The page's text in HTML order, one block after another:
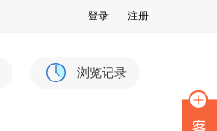
登录 注册
浏览记录